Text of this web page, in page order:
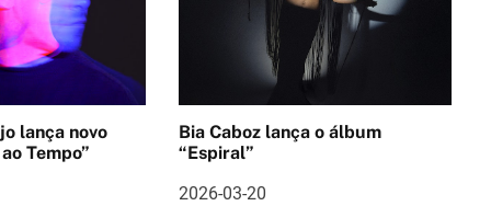
lança novo
Tempo”
Bia Caboz lança o álbum
“Espiral”
2026-03-20